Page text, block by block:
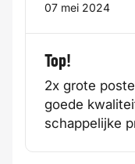
07 mei 2024
Top!
2x grote
goede
schappelijke